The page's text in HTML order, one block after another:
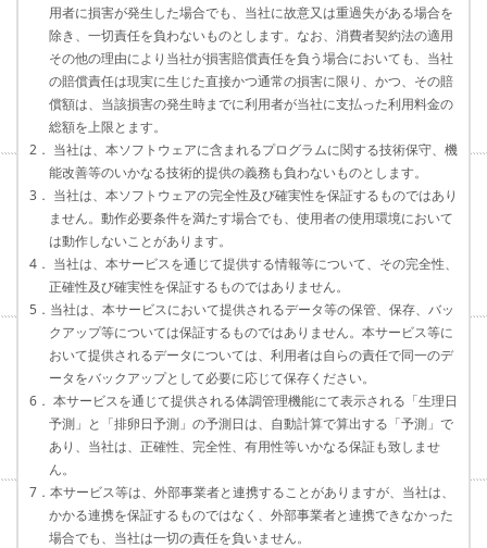
用者に損害が発生した場合でも、当社に故意又は重過失がある場合を
除き、一切責任を負わないものとします。なお、消費者契約法の適用
その他の理由により当社が損害賠償責任を負う場合においても、当社
の賠償責任は現実に生じた直接かつ通常の損害に限り、かつ、その賠
償額は、当該損害の発生時までに利用者が当社に支払った利用料金の
総額を上限とます。
2． 当社は、本ソフトウェアに含まれるプログラムに関する技術保守、機
能改善等のいかなる技術的提供の義務も負わないものとします。
3． 当社は、本ソフトウェアの完全性及び確実性を保証するものではあり
ません。動作必要条件を満たす場合でも、使用者の使用環境において
は動作しないことがあります。
4． 当社は、本サービスを通じて提供する情報等について、その完全性、
正確性及び確実性を保証するものではありません。
5．当社は、本サービスにおいて提供されるデータ等の保管、保存、バッ
クアップ等については保証するものではありません。本サービス等に
おいて提供されるデータについては、利用者は自らの責任で同一のデ
ータをバックアップとして必要に応じて保存ください。
6． 本サービスを通じて提供される体調管理機能にて表示される「生理日
予測」と「排卵日予測」の予測日は、自動計算で算出する「予測」で
あり、当社は、正確性、完全性、有用性等いかなる保証も致しませ
ん。
7．本サービス等は、外部事業者と連携することがありますが、当社は、
かかる連携を保証するものではなく、外部事業者と連携できなかった
場合でも、当社は一切の責任を負いません。